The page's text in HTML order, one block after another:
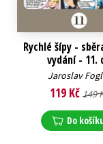
Rychlé šípy -
vydání - 11.
Jaroslav
119 Kč 149
Do